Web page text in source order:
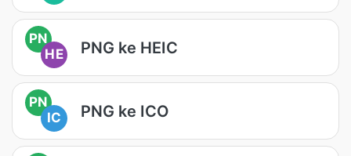
PN
HE
PNG ke HEIC
PN
IC
PNG ke ICO